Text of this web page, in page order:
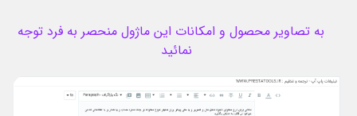
به تصاویر محصول و امکانات این ماژول منحصر به فرد توجه
نمائید